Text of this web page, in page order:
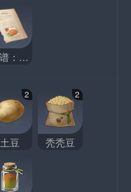
食谱：绿汁脆球
2
土豆
2
秃秃豆